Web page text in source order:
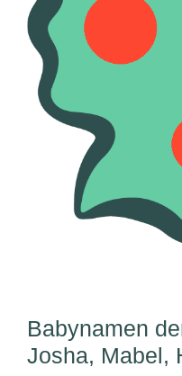
Babynamen
Josha, Mabel,